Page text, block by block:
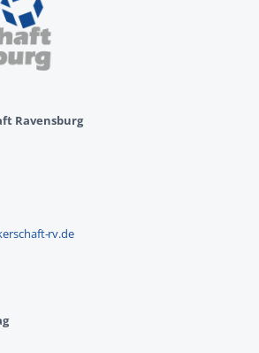
Ravensburg
rv.de